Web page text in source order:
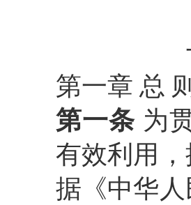
第一章 总 则
第一条 为
有效利用
据《中华